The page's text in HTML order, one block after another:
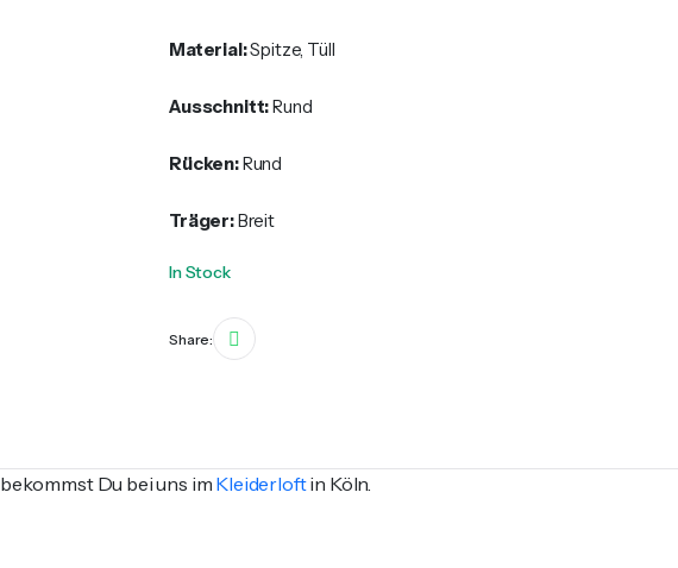
Material:Spitze, Tüll
Ausschnitt:Rund
Rücken:Rund
Träger:Breit
In Stock
Share:
bekommst Du bei uns im Kleiderloftin Köln.